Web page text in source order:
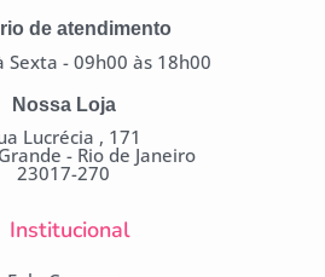
de atendimento
Sexta - 09h00 às 18h00
Nossa Loja
Lucrécia , 171
- Rio de Janeiro
23017-270
Institucional